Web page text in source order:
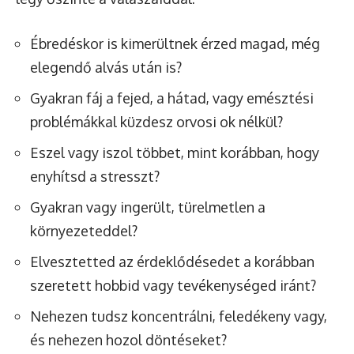
Ébredéskor is kimerültnek érzed magad, még
elegendő alvás után is?
Gyakran fáj a fejed, a hátad, vagy emésztési
problémákkal küzdesz orvosi ok nélkül?
Eszel vagy iszol többet, mint korábban, hogy
enyhítsd a stresszt?
Gyakran vagy ingerült, türelmetlen a
környezeteddel?
Elvesztetted az érdeklődésedet a korábban
szeretett hobbid vagy tevékenységed iránt?
Nehezen tudsz koncentrálni, feledékeny vagy,
és nehezen hozol döntéseket?